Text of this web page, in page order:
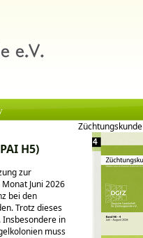
H5)
zur
Juni 2026
bei den
Trotz dieses
Insbesondere in
muss
Züchtungskunde